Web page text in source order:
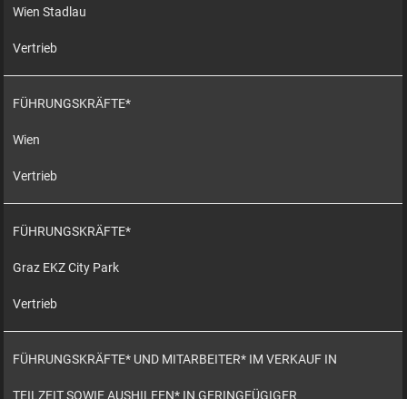
Wien Stadlau
Vertrieb
FÜHRUNGSKRÄFTE*
Wien
Vertrieb
FÜHRUNGSKRÄFTE*
Graz EKZ City Park
Vertrieb
FÜHRUNGSKRÄFTE* UND MITARBEITER* IM VERKAUF IN
TEILZEIT SOWIE AUSHILFEN* IN GERINGFÜGIGER